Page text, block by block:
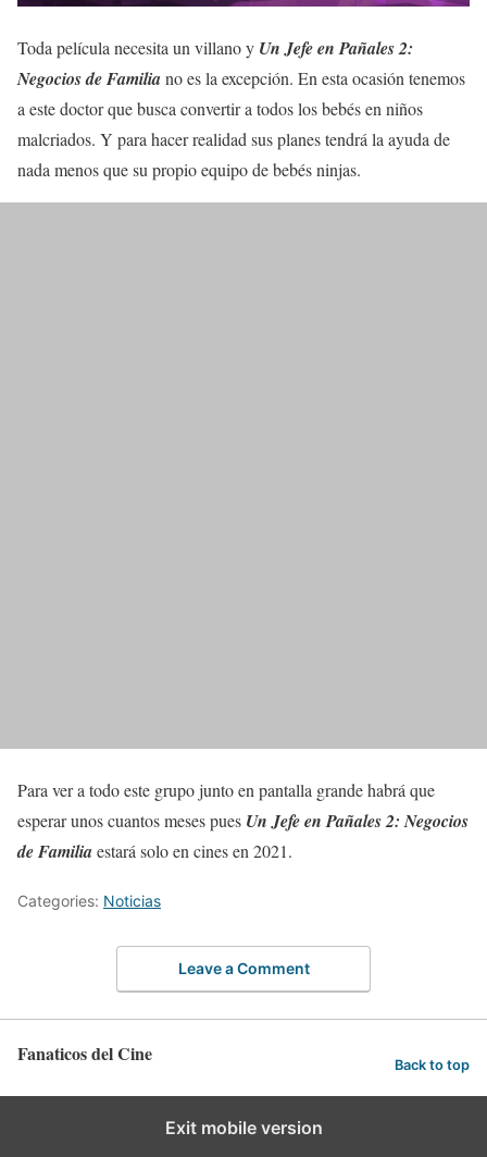
Toda película necesita un villano y Un Jefe en Pañales 2:
Negocios de Familiano es la excepción. En esta ocasión tenemos
a este doctor que busca convertir a todos los bebés en niños
malcriados. Y para hacer realidad sus planes tendrá la ayuda de
nada menos que su propio equipo de bebés ninjas.
Para ver a todo este grupo junto en pantalla grande habrá que
esperar unos cuantos meses pues Un Jefe en Pañales 2: Negocios
de Familiaestará solo en cines en 2021.
Categories: Noticias
Leave a Comment
Fanaticos del Cine Back to top
Exit mobile version